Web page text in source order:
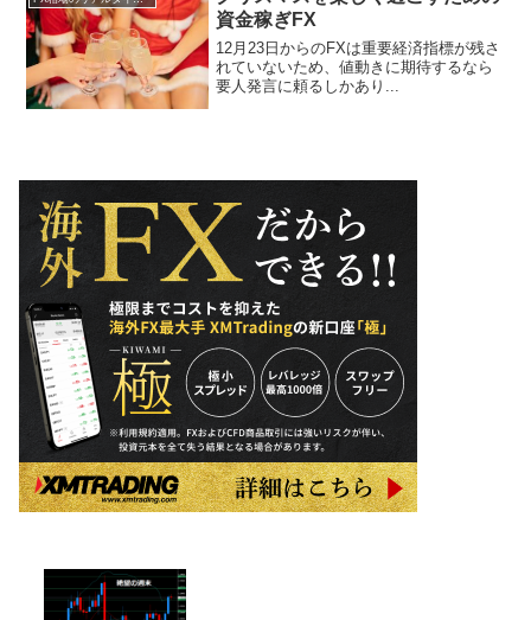
資金稼ぎFX
12月23日からのFXは重要経済指標が残さ
れていないため、値動きに期待するなら
要人発言に頼るしかあり...